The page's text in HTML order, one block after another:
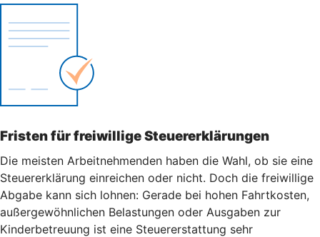
Fristen für freiwillige Steuererklärungen
Die meisten Arbeitnehmenden haben die Wahl, ob sie eine
Steuererklärung einreichen oder nicht. Doch die freiwillige
Abgabe kann sich lohnen: Gerade bei hohen Fahrtkosten,
außergewöhnlichen Belastungen oder Ausgaben zur
Kinderbetreuung ist eine Steuererstattung sehr